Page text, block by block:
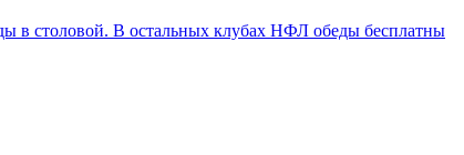
в столовой. В остальных клубах НФЛ обеды бесплатны